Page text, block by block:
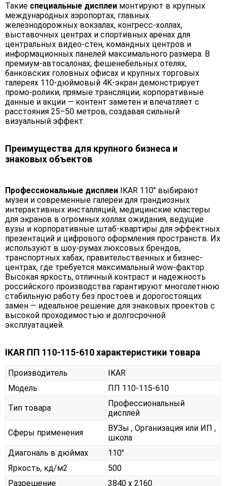
Такие специальные дисплеи монтируют в крупных
международных аэропортах, главных
железнодорожных вокзалах, конгресс-холлах,
выставочных центрах и спортивных аренах для
центральных видео-стен, командных центров и
информационных панелей максимального размера. В
премиум-автосалонах, фешенебельных отелях,
банковских головных офисах и крупных торговых
галереях 110-дюймовый 4K-экран демонстрирует
промо-ролики, прямые трансляции, корпоративные
данные и акции — контент заметен и впечатляет с
расстояния 25–50 метров, создавая сильный
визуальный эффект.
Преимущества для крупного бизнеса и
знаковых объектов
Профессиональные дисплеи IKAR 110" выбирают
музеи и современные галереи для грандиозных
интерактивных инсталляций, медицинские кластеры
для экранов в огромных холлах ожидания, ведущие
вузы и корпоративные штаб-квартиры для эффектных
презентаций и цифрового оформления пространств. Их
используют в шоу-румах люксовых брендов,
транспортных хабах, правительственных и бизнес-
центрах, где требуется максимальный wow-фактор.
Высокая яркость, отличный контраст и надежность
российского производства гарантируют многолетнюю
стабильную работу без простоев и дорогостоящих
замен — идеальное решение для знаковых проектов с
высокой проходимостью и долгосрочной
эксплуатацией.
IKAR ПП 110-115-610 характеристики товара
Производитель
IKAR
Модель
ПП 110-115-610
Тип товара
Профессиональный
дисплей
Сферы применения
ВУЗы , Организация или ИП ,
школа
Диагональ в дюймах
110"
Яркость, кд/м2
500
Разрешение
3840 x 2160